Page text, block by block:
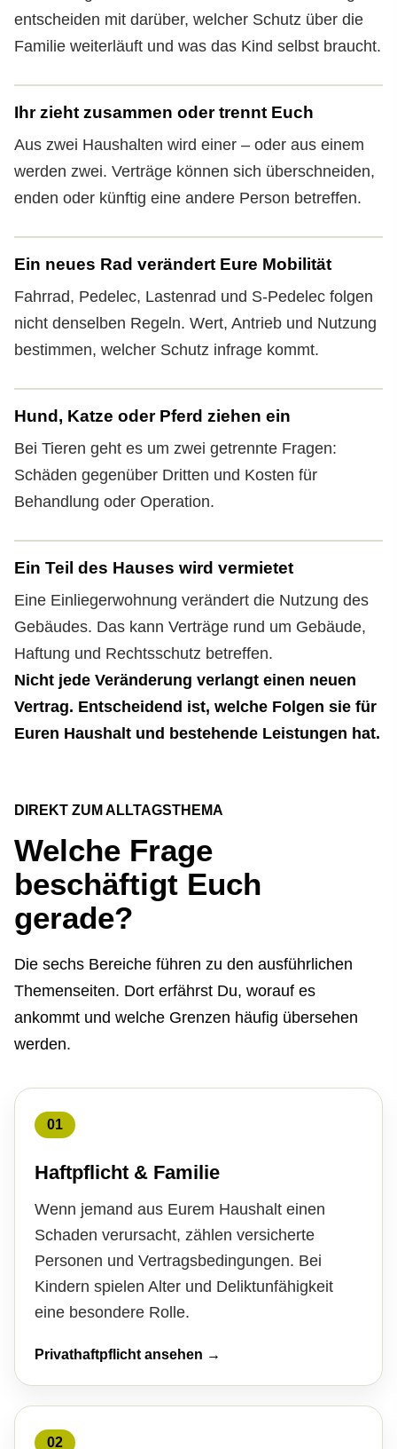
entscheiden mit darüber, welcher Schutz über die
Familie weiterläuft und was das Kind selbst braucht.
Ihr zieht zusammen oder trennt Euch
Aus zwei Haushalten wird einer – oder aus einem
werden zwei. Verträge können sich überschneiden,
enden oder künftig eine andere Person betreffen.
Ein neues Rad verändert Eure Mobilität
Fahrrad, Pedelec, Lastenrad und S-Pedelec folgen
nicht denselben Regeln. Wert, Antrieb und Nutzung
bestimmen, welcher Schutz infrage kommt.
Hund, Katze oder Pferd ziehen ein
Bei Tieren geht es um zwei getrennte Fragen:
Schäden gegenüber Dritten und Kosten für
Behandlung oder Operation.
Ein Teil des Hauses wird vermietet
Eine Einliegerwohnung verändert die Nutzung des
Gebäudes. Das kann Verträge rund um Gebäude,
Haftung und Rechtsschutz betreffen.
Nicht jede Veränderung verlangt einen neuen
Vertrag. Entscheidend ist, welche Folgen sie für
Euren Haushalt und bestehende Leistungen hat.
DIREKT ZUM ALLTAGSTHEMA
Welche Frage
beschäftigt Euch
gerade?
Die sechs Bereiche führen zu den ausführlichen
Themenseiten. Dort erfährst Du, worauf es
ankommt und welche Grenzen häufig übersehen
werden.
01
Haft­pflicht & Familie
Wenn jemand aus Eurem Haushalt einen
Schaden verursacht, zählen versicherte
Per­sonen und Vertragsbedingungen. Bei
Kindern spielen Alter und Deliktunfähigkeit
eine besondere Rolle.
Privathaftpflicht ansehen →
02